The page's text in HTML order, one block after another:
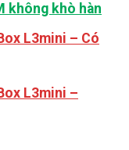
không khò hàn
L3mini – Có
L3mini –